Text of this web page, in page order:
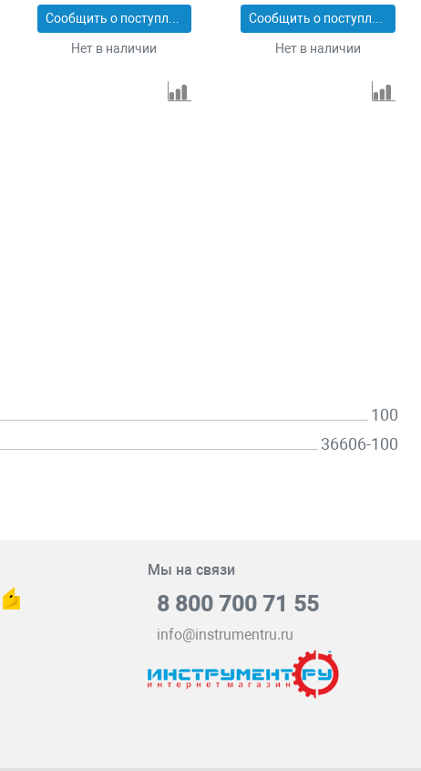
Сообщить о поступлении
Нет в наличии
Сообщить о поступлении
Нет в наличии
100
36606-100
Мы на связи
8 800 700 71 55
info@instrumentru.ru